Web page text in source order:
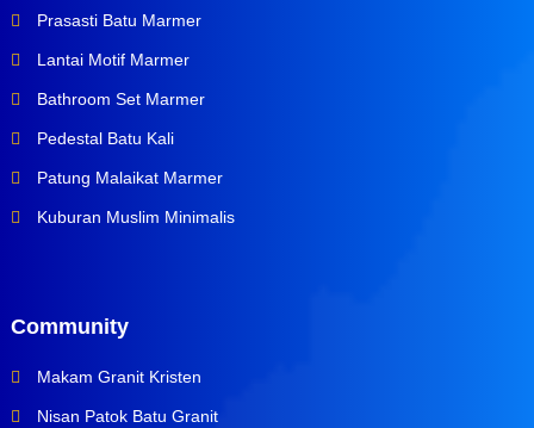
Prasasti Batu Marmer
Lantai Motif Marmer
Bathroom Set Marmer
Pedestal Batu Kali
Patung Malaikat Marmer
Kuburan Muslim Minimalis
Community
Makam Granit Kristen
Nisan Patok Batu Granit